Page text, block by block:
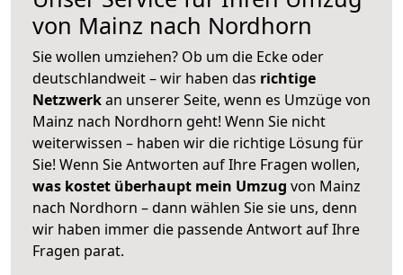
von Mainz nach Nordhorn
Sie wollen umziehen? Ob um die Ecke oder
deutschlandweit – wir haben das richtige
Netzwerkan unserer Seite, wenn es Umzüge von
Mainz nach Nordhorn geht! Wenn Sie nicht
weiterwissen – haben wir die richtige Lösung für
Sie! Wenn Sie Antworten auf Ihre Fragen wollen,
was kostet überhaupt mein Umzug von Mainz
nach Nordhorn – dann wählen Sie sie uns, denn
wir haben immer die passende Antwort auf Ihre
Fragen parat.